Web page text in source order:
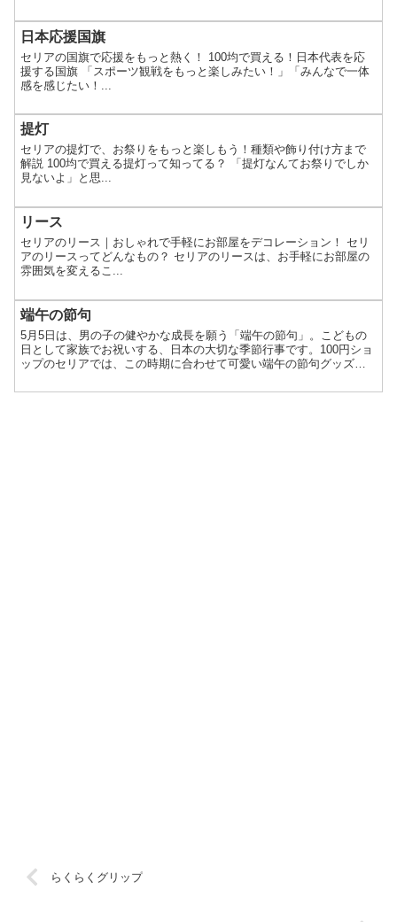
日本応援国旗
セリアの国旗で応援をもっと熱く！ 100均で買える！日本代表を応
援する国旗 「スポーツ観戦をもっと楽しみたい！」「みんなで一体
感を感じたい！...
提灯
セリアの提灯で、お祭りをもっと楽しもう！種類や飾り付け方まで
解説 100均で買える提灯って知ってる？ 「提灯なんてお祭りでしか
見ないよ」と思...
リース
セリアのリース｜おしゃれで手軽にお部屋をデコレーション！ セリ
アのリースってどんなもの？ セリアのリースは、お手軽にお部屋の
雰囲気を変えるこ...
端午の節句
5月5日は、男の子の健やかな成長を願う「端午の節句」。こどもの
日として家族でお祝いする、日本の大切な季節行事です。100円ショ
ップのセリアでは、この時期に合わせて可愛い端午の節句グッズが
貨から、食卓を華やかにするテーブルウェアまで、ラインナップも
らくらくグリップ